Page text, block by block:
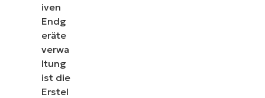
iven
Endg
eräte
verwa
ltung
ist die
Erstel